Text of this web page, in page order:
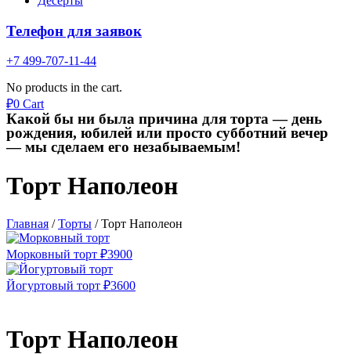
Телефон для заявок
+7 499-707-11-44
No products in the cart.
₽0 Cart
Какой бы ни была причина для торта — день
рождения, юбилей или просто субботний вечер
— мы сделаем его незабываемым!
Торт Наполеон
Главная /Торты /Торт Наполеон
Морковный торт ₽3900
Йогуртовый торт ₽3600
Торт Наполеон